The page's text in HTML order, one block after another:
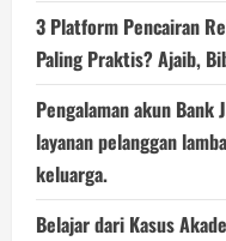
3 Platform Pencairan
Paling Praktis? Ajaib,
Pengalaman akun
layanan pelanggan
keluarga.
Belajar dari Kasus